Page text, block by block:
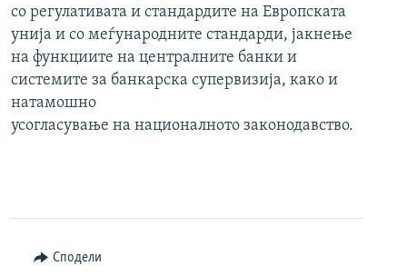
со регулативата и стандардите на Европската
унија и со меѓународните стандарди, јакнење
на функциите на централните банки и
системите за банкарска супервизија, како и
натамошно
усогласување на националното законодавство.
Сподели